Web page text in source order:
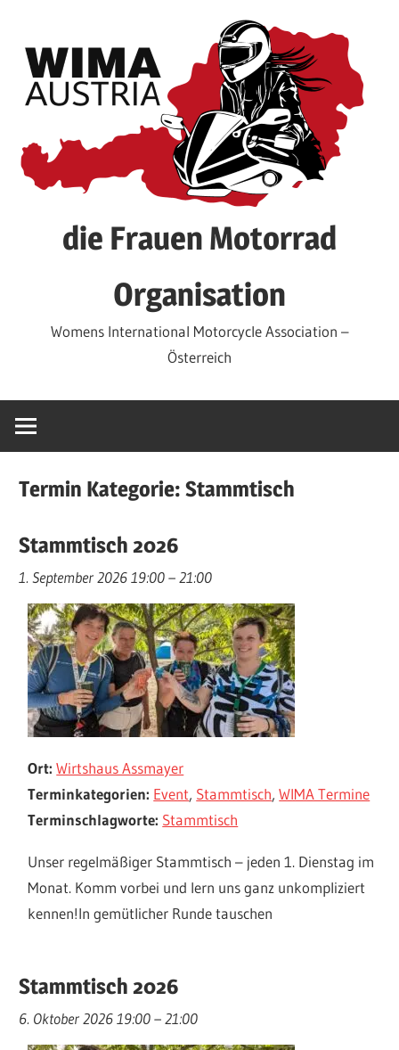
springen
die Frauen Motorrad
Organisation
Womens International Motorcycle Association –
Österreich
Termin Kategorie:Stammtisch
Stammtisch 2026
1. September 2026 19:00–21:00
Ort: Wirtshaus Assmayer
Terminkategorien: Event, Stammtisch,WIMA Termine
Terminschlagworte: Stammtisch
Unser regelmäßiger Stammtisch – jeden 1. Dienstag im
Monat. Komm vorbei und lern uns ganz unkompliziert
kennen!In gemütlicher Runde tauschen
Stammtisch 2026
6. Oktober 2026 19:00–21:00